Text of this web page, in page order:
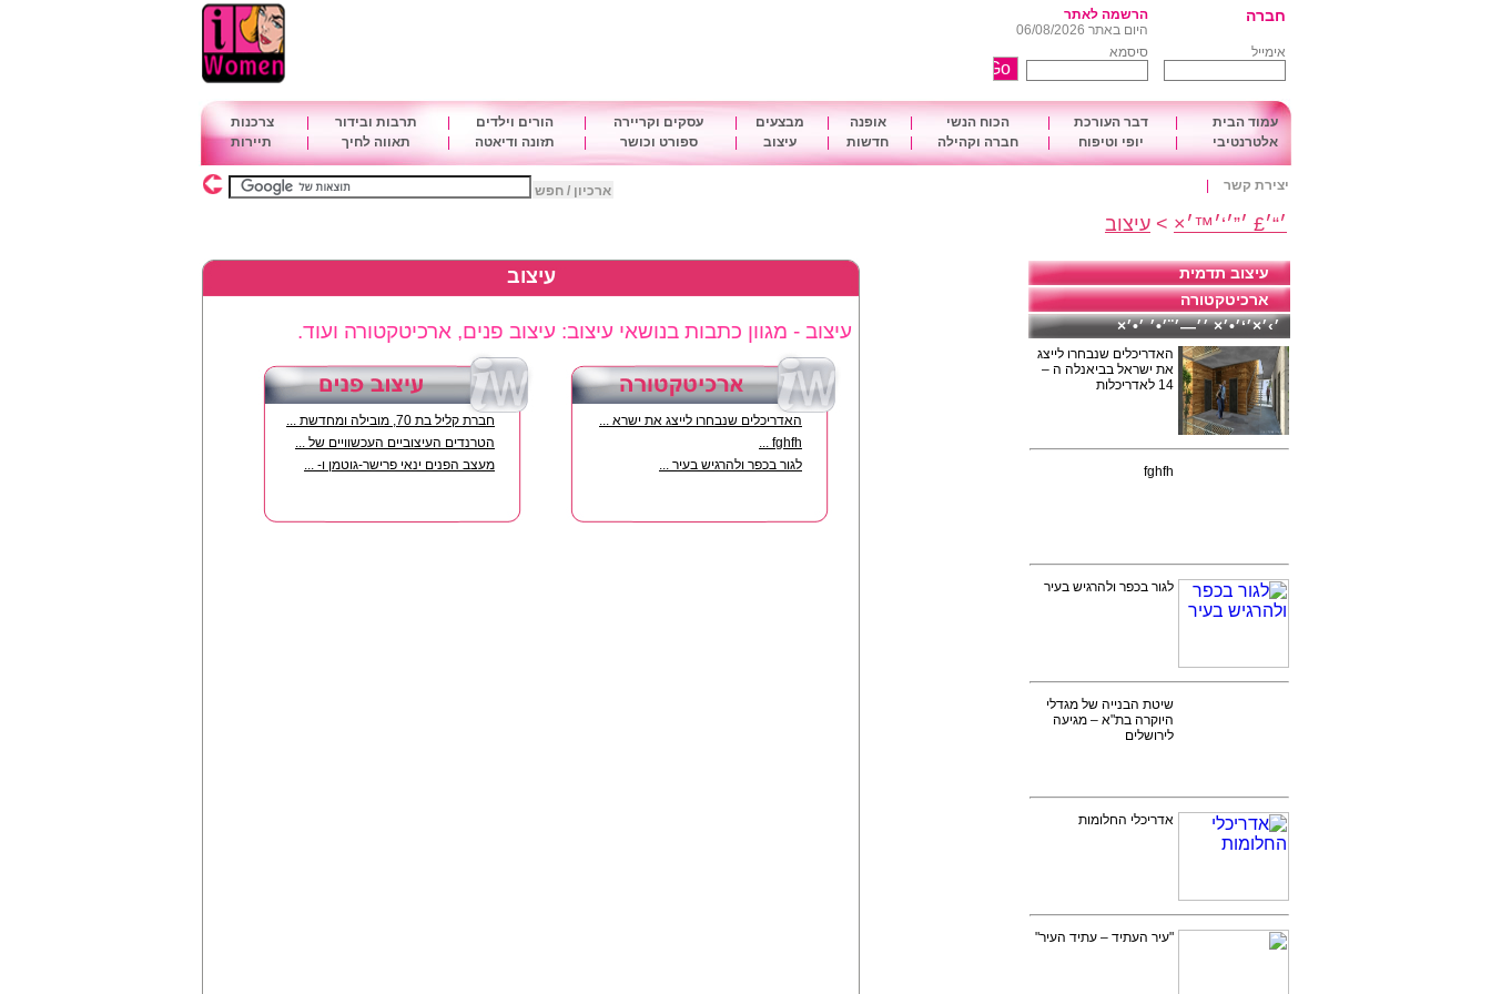
חברה
הרשמה לאתר
היום באתר 06/08/2026
אימייל
סיסמא
עמוד הבית דבר העורכת הכוח הנשי אופנה מבצעים עסקים וקריירה הורים וילדים תרבות ובידור
צרכנות
אלטרנטיבי
יופי וטיפוח חברה וקהילה חדשות עיצוב ספורט וכושר תזונה ודיאטה תאווה לחיך תיירות
יצירת קשר ארכיון / חפש
׳“׳£ ׳”׳‘׳™׳× > עיצוב
עיצוב תדמית
ארכיטקטורה
׳›׳×׳‘׳•׳× ׳׳—׳¨׳•׳ ׳•׳×
האדריכלים שנבחרו לייצג
את ישראל בביאנלה ה –
14 לאדריכלות
fghfh
לגור בכפר ולהרגיש בעיר
שיטת הבנייה של מגדלי
היוקרה בת"א – מגיעה
לירושלים
אדריכלי החלומות
"עיר העתיד – עתיד העיר"
עיצוב
עיצוב - מגוון כתבות בנושאי עיצוב: עיצוב פנים, ארכיטקטורה ועוד.
האדריכלים שנבחרו לייצג את ישרא ...
fghfh ...
לגור בכפר ולהרגיש בעיר ...
חברת קליל בת 70, מובילה ומחדשת ...
הטרנדים העיצוביים העכשוויים של ...
מעצב הפנים ינאי פרישר-גוטמן ו- ...